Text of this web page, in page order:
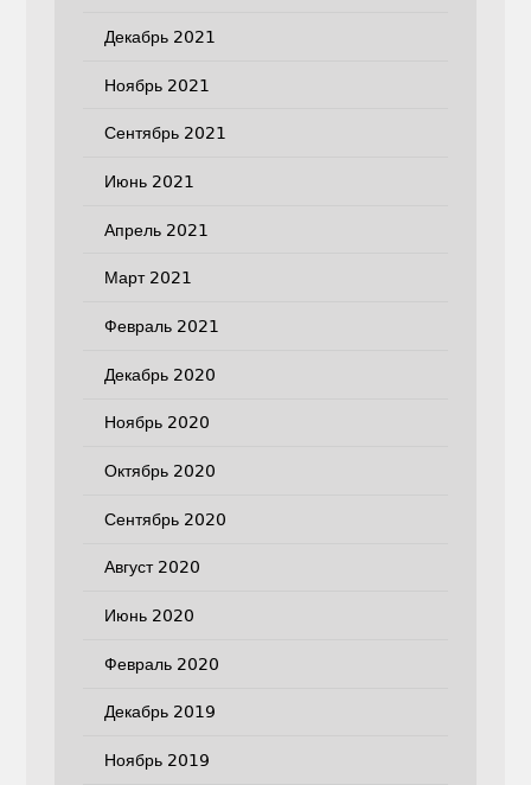
Декабрь 2021
Ноябрь 2021
Сентябрь 2021
Июнь 2021
Апрель 2021
Март 2021
Февраль 2021
Декабрь 2020
Ноябрь 2020
Октябрь 2020
Сентябрь 2020
Август 2020
Июнь 2020
Февраль 2020
Декабрь 2019
Ноябрь 2019